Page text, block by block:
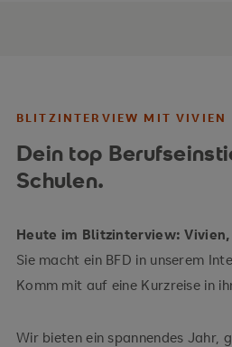
Um dieses Video anschauen zu können
jederzeit in den Cookie-Einstellungen
BLITZINTERVIEW MIT VIVIEN
Dein top
Schulen.
Heute im Blitzinterview:
Sie macht ein BFD in unserem
Komm mit auf eine Kurzreise in
Wir bieten ein spannendes Jahr,